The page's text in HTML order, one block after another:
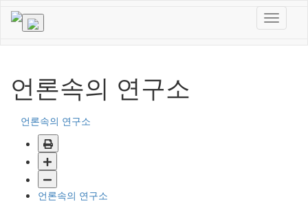
언론속의 연구소
언론속의 연구소
언론속의 연구소